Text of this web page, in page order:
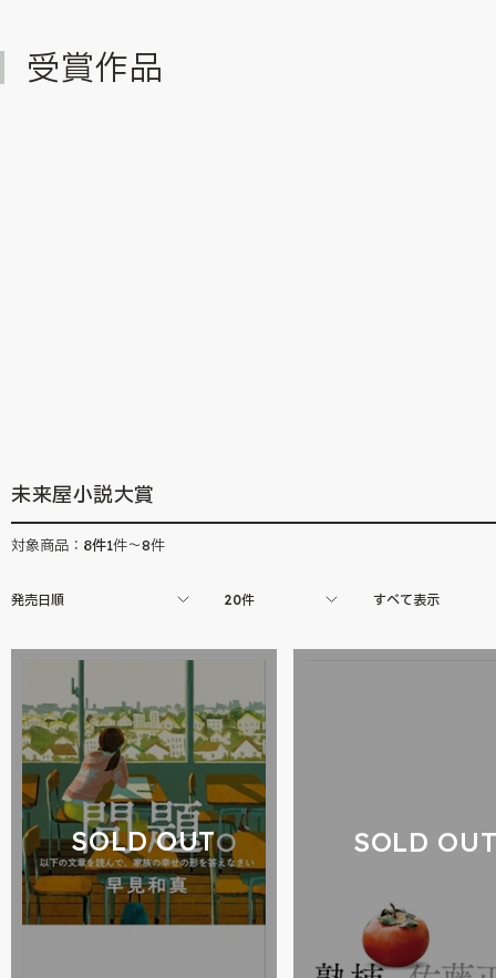
受賞作品
未来屋小説大賞
対象商品： 8件1件～8件
発売日順 20件 すべて表示
SOLD OUT SOLD